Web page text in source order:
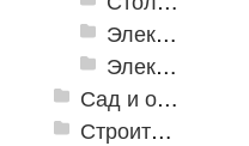
Электромонтажный инструмент
Электронные измерительные инструменты
Сад и огород
Строительная Химия и принадлежности